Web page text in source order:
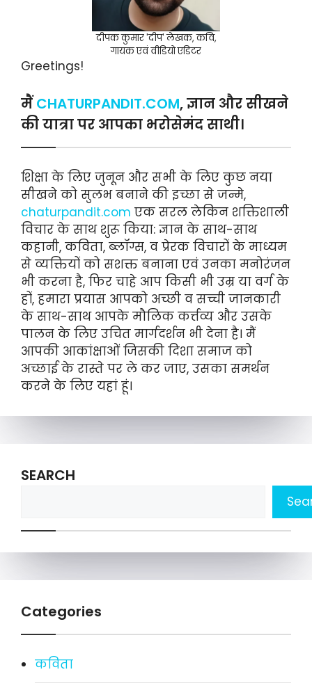
दीपक कुमार 'दीप' लेखक, कवि,
गायक एवं वीडियो एडिटर
Greetings!
मैंCHATURPANDIT.COM, ज्ञान और सीखने
की यात्रा पर आपका भरोसेमंद साथी।
शिक्षा के लिए जुनून और सभी के लिए कुछ नया
सीखने को सुलभ बनाने की इच्छा से जन्मे,
chaturpandit.com एक सरल लेकिन शक्तिशाली
विचार के साथ शुरू किया: ज्ञान के साथ-साथ
कहानी, कविता, ब्लॉग्स, व प्रेरक विचारों के माध्यम
से व्यक्तियों को सशक्त बनाना एवं उनका मनोरंजन
भी करना है, फिर चाहे आप किसी भी उम्र या वर्ग के
हों, हमारा प्रयास आपको अच्छी व सच्ची जानकारी
के साथ-साथ आपके मौलिक कर्त्तव्य और उसके
पालन के लिए उचित मार्गदर्शन भी देना है। मैं
आपकी आकांक्षाओं जिसकी दिशा समाज को
अच्छाई के रास्ते पर ले कर जाए, उसका समर्थन
करने के लिए यहां हूं।
SEARCH
Categories
कविता